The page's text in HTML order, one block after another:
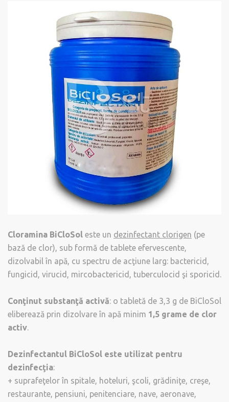
Cloramina BiCloSol este un dezinfectant clorigen (pe
bază de clor), sub formă de tablete efervescente,
dizolvabil în apă, cu spectru de acţiune larg: bactericid,
fungicid, virucid, mircobactericid, tuberculocid şi sporicid.
Conţinut substanţă activă: o tabletă de 3,3 g de BiCloSol
eliberează prin dizolvare în apă minim 1,5 grame de clor
activ.
Dezinfectantul BiCloSol este utilizat pentru
dezinfecţia:
+ suprafeţelor în spitale, hoteluri, şcoli, grădiniţe, creşe,
restaurante, pensiuni, penitenciare, nave, aeronave,